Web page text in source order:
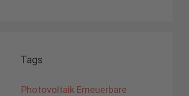
Tags
Photovoltaik Erneuerbare